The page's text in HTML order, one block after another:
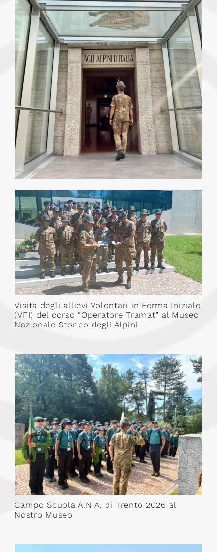
Visita degli allievi Volontari in Ferma Iniziale
(VFI) del corso “Operatore Tramat” al Museo
Nazionale Storico degli Alpini
Campo Scuola A.N.A. di Trento 2026 al
Nostro Museo